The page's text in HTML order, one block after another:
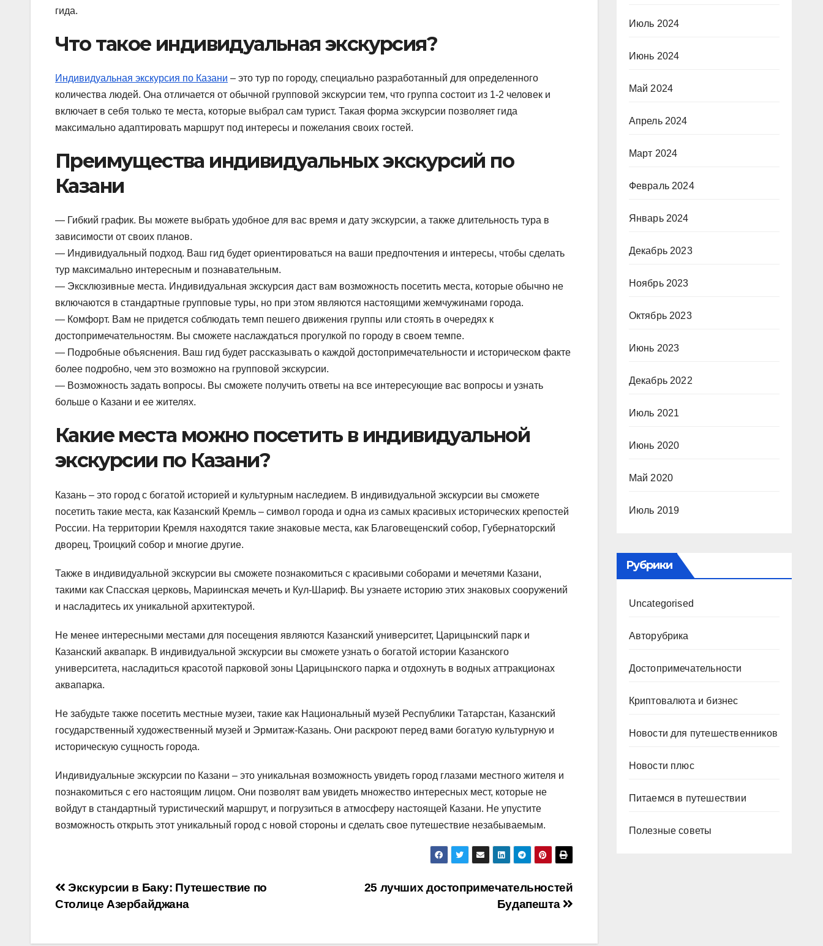
гида.
Что такое индивидуальная экскурсия?
Индивидуальная экскурсия по Казани – это тур по городу, специально разработанный для определенного
количества людей. Она отличается от обычной групповой экскурсии тем, что группа состоит из 1-2 человек и
включает в себя только те места, которые выбрал сам турист. Такая форма экскурсии позволяет гида
максимально адаптировать маршрут под интересы и пожелания своих гостей.
Преимущества индивидуальных экскурсий по
Казани
— Гибкий график. Вы можете выбрать удобное для вас время и дату экскурсии, а также длительность тура в
зависимости от своих планов.
— Индивидуальный подход. Ваш гид будет ориентироваться на ваши предпочтения и интересы, чтобы сделать
тур максимально интересным и познавательным.
— Эксклюзивные места. Индивидуальная экскурсия даст вам возможность посетить места, которые обычно не
включаются в стандартные групповые туры, но при этом являются настоящими жемчужинами города.
— Комфорт. Вам не придется соблюдать темп пешего движения группы или стоять в очередях к
достопримечательностям. Вы сможете наслаждаться прогулкой по городу в своем темпе.
— Подробные объяснения. Ваш гид будет рассказывать о каждой достопримечательности и историческом факте
более подробно, чем это возможно на групповой экскурсии.
— Возможность задать вопросы. Вы сможете получить ответы на все интересующие вас вопросы и узнать
больше о Казани и ее жителях.
Какие места можно посетить в индивидуальной
экскурсии по Казани?
Казань – это город с богатой историей и культурным наследием. В индивидуальной экскурсии вы сможете
посетить такие места, как Казанский Кремль – символ города и одна из самых красивых исторических крепостей
России. На территории Кремля находятся такие знаковые места, как Благовещенский собор, Губернаторский
дворец, Троицкий собор и многие другие.
Также в индивидуальной экскурсии вы сможете познакомиться с красивыми соборами и мечетями Казани,
такими как Спасская церковь, Мариинская мечеть и Кул-Шариф. Вы узнаете историю этих знаковых сооружений
и насладитесь их уникальной архитектурой.
Не менее интересными местами для посещения являются Казанский университет, Царицынский парк и
Казанский аквапарк. В индивидуальной экскурсии вы сможете узнать о богатой истории Казанского
университета, насладиться красотой парковой зоны Царицынского парка и отдохнуть в водных аттракционах
аквапарка.
Не забудьте также посетить местные музеи, такие как Национальный музей Республики Татарстан, Казанский
государственный художественный музей и Эрмитаж-Казань. Они раскроют перед вами богатую культурную и
историческую сущность города.
Индивидуальные экскурсии по Казани – это уникальная возможность увидеть город глазами местного жителя и
познакомиться с его настоящим лицом. Они позволят вам увидеть множество интересных мест, которые не
войдут в стандартный туристический маршрут, и погрузиться в атмосферу настоящей Казани. Не упустите
возможность открыть этот уникальный город с новой стороны и сделать свое путешествие незабываемым.
Навигация
25 лучших достопримечательностей
Будапешта
Экскурсии в Баку: Путешествие по
Столице Азербайджана
Июль 2024
Июнь 2024
Май 2024
Апрель 2024
Март 2024
Февраль 2024
Январь 2024
Декабрь 2023
Ноябрь 2023
Октябрь 2023
Июнь 2023
Декабрь 2022
Июль 2021
Июнь 2020
Май 2020
Июль 2019
Рубрики
Uncategorised
Авторубрика
Достопримечательности
Криптовалюта и бизнес
Новости для путешественников
Новости плюс
Питаемся в путешествии
Полезные советы